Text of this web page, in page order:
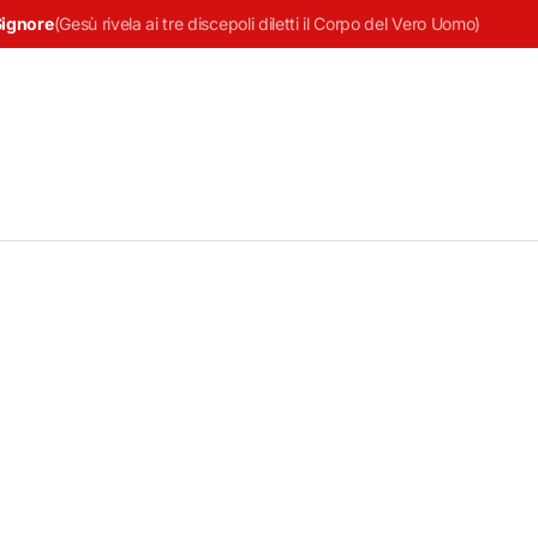
(Gesù rivela ai tre discepoli diletti il Corpo del Vero Uomo)